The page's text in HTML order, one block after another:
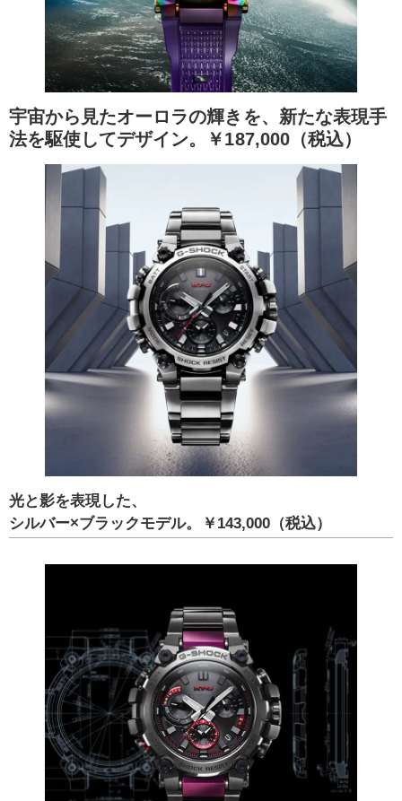
宇宙から見たオーロラの輝きを、新たな表現手
法を駆使してデザイン。￥187,000（税込）
光と影を表現した、
シルバー×ブラックモデル。￥143,000（税込）